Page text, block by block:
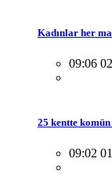
Kadınlar her
09:06 02
25 kentte
09:02 01